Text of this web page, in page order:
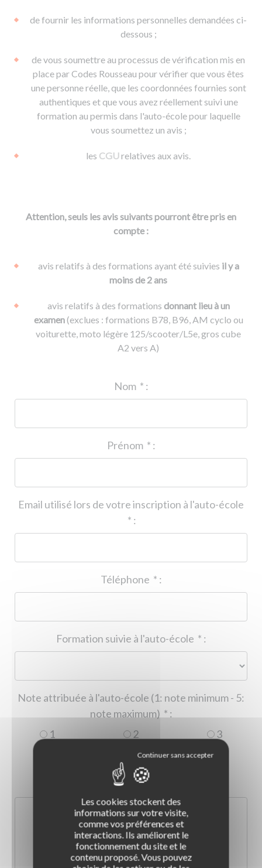
de fournir les informations personnelles demandées ci-
dessous ;
de vous soumettre au processus de vérification mis en
place par Codes Rousseau pour vérifier que vous êtes
une personne réelle, que les coordonnées fournies sont
authentiques et que vous avez réellement suivi une
formation au permis dans l'auto-école pour laquelle
vous soumettez un avis ;
les CGUrelatives aux avis.
Attention, seuls les avis suivants pourront être pris en
compte :
avis relatifs à des formations ayant été suivies il y a
moins de 2 ans
avis relatifs à des formations donnant lieu à un
examen(exclues : formations B78, B96, AM cyclo ou
voiturette, moto légère 125/scooter/L5e, gros cube
A2 vers A)
* :
* :
Email utilisé lors de votre inscription à l'auto-école
* :
* :
* :
Note attribuée à l'auto-école (1: note minimum - 5:
* :
1
2
3
5
Les cookies stockent des
informations sur votre visite,
comme vos préférences et
interactions. Ils améliorent le
fonctionnement du site et le
contenu proposé. Vous pouvez